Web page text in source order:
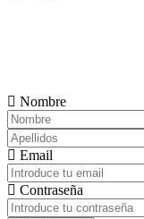
Nombre
Email
Contraseña